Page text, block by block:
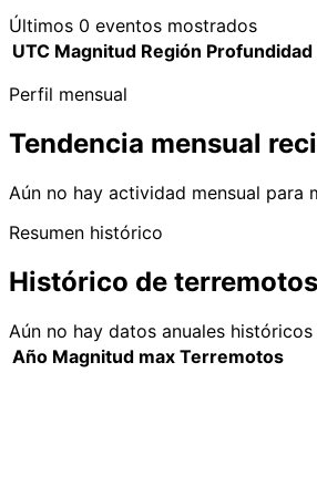
Últimos 0 eventos mostrados
UTC Magnitud Región Profundidad
Perfil mensual
Tendencia mensual
Aún no hay actividad mensual para
Resumen histórico
Histórico de terremotos
Aún no hay datos anuales
Año Magnitud max Terremotos